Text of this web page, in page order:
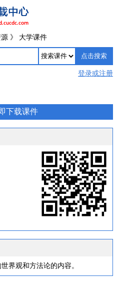
》 大学课件
登录或注册
下载课件
界观和方法论的内容。